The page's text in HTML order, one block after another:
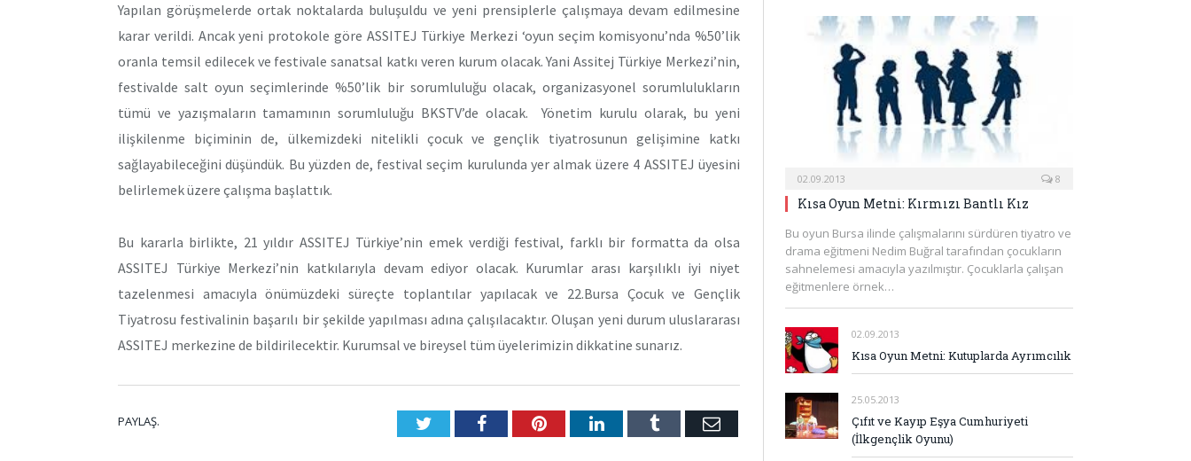
Yapılan görüşmelerde ortak noktalarda buluşuldu ve yeni prensiplerle çalışmaya devam edilmesine
karar verildi. Ancak yeni protokole göre ASSITEJ Türkiye Merkezi ‘oyun seçim komisyonu’nda %50’lik
oranla temsil edilecek ve festivale sanatsal katkı veren kurum olacak. Yani Assitej Türkiye Merkezi’nin,
festivalde salt oyun seçimlerinde %50’lik bir sorumluluğu olacak, organizasyonel sorumlulukların
tümü ve yazışmaların tamamının sorumluluğu BKSTV’de olacak. Yönetim kurulu olarak, bu yeni
ilişkilenme biçiminin de, ülkemizdeki nitelikli çocuk ve gençlik tiyatrosunun gelişimine katkı
sağlayabileceğini düşündük. Bu yüzden de, festival seçim kurulunda yer almak üzere 4 ASSITEJ üyesini
belirlemek üzere çalışma başlattık.
Bu kararla birlikte, 21 yıldır ASSITEJ Türkiye’nin emek verdiği festival, farklı bir formatta da olsa
ASSITEJ Türkiye Merkezi’nin katkılarıyla devam ediyor olacak. Kurumlar arası karşılıklı iyi niyet
tazelenmesi amacıyla önümüzdeki süreçte toplantılar yapılacak ve 22.Bursa Çocuk ve Gençlik
Tiyatrosu festivalinin başarılı bir şekilde yapılması adına çalışılacaktır. Oluşan yeni durum uluslararası
ASSITEJ merkezine de bildirilecektir. Kurumsal ve bireysel tüm üyelerimizin dikkatine sunarız.
PAYLAŞ. TwitterFacebookPinterestLinkedInTumblr E-
02.09.2013 8
Kısa Oyun Metni: Kırmızı Bantlı Kız
Bu oyun Bursa ilinde çalışmalarını sürdüren tiyatro ve
drama eğitmeni Nedim Buğral tarafından çocukların
sahnelemesi amacıyla yazılmıştır. Çocuklarla çalışan
eğitmenlere örnek…
02.09.2013
Kısa Oyun Metni: Kutuplarda Ayrımcılık
25.05.2013
Çıfıt ve Kayıp Eşya Cumhuriyeti
(İlkgençlik Oyunu)